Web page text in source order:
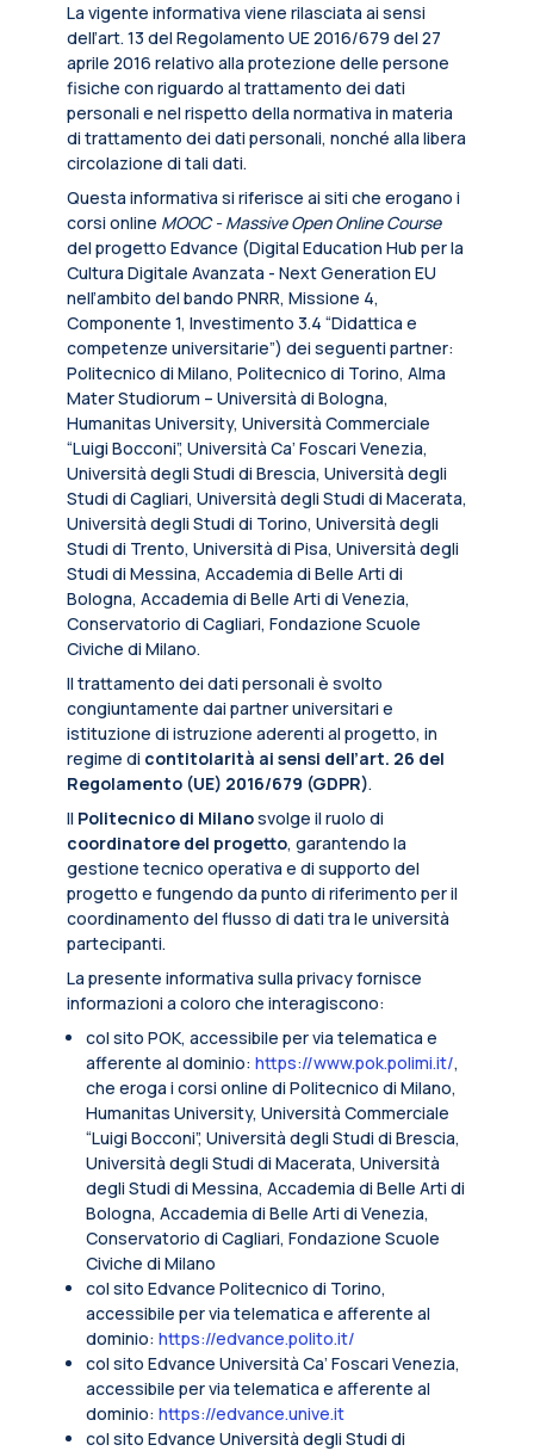
La vigente informativa viene rilasciata ai sensi
dell’art. 13 del Regolamento UE 2016/679 del 27
aprile 2016 relativo alla protezione delle persone
fisiche con riguardo al trattamento dei dati
personali e nel rispetto della normativa in materia
di trattamento dei dati personali, nonché alla libera
circolazione di tali dati.
Questa informativa si riferisce ai siti che erogano i
corsi online MOOC - Massive Open Online Course
del progetto Edvance (Digital Education Hub per la
Cultura Digitale Avanzata - Next Generation EU
nell’ambito del bando PNRR, Missione 4,
Componente 1, Investimento 3.4 “Didattica e
competenze universitarie”) dei seguenti partner:
Politecnico di Milano, Politecnico di Torino, Alma
Mater Studiorum – Università di Bologna,
Humanitas University, Università Commerciale
“Luigi Bocconi”, Università Ca’ Foscari Venezia,
Università degli Studi di Brescia, Università degli
Studi di Cagliari, Università degli Studi di Macerata,
Università degli Studi di Torino, Università degli
Studi di Trento, Università di Pisa, Università degli
Studi di Messina, Accademia di Belle Arti di
Bologna, Accademia di Belle Arti di Venezia,
Conservatorio di Cagliari, Fondazione Scuole
Civiche di Milano.
Il trattamento dei dati personali è svolto
congiuntamente dai partner universitari e
istituzione di istruzione aderenti al progetto, in
regime di contitolarità ai sensi dell’art. 26 del
Regolamento (UE) 2016/679 (GDPR).
Il Politecnico di Milanosvolge il ruolo di
coordinatore del progetto, garantendo la
gestione tecnico operativa e di supporto del
progetto e fungendo da punto di riferimento per il
coordinamento del flusso di dati tra le università
partecipanti.
La presente informativa sulla privacy fornisce
informazioni a coloro che interagiscono:
col sito POK, accessibile per via telematica e
afferente al dominio: https://www.pok.polimi.it/,
che eroga i corsi online di Politecnico di Milano,
Humanitas University, Università Commerciale
“Luigi Bocconi”, Università degli Studi di Brescia,
Università degli Studi di Macerata, Università
degli Studi di Messina, Accademia di Belle Arti di
Bologna, Accademia di Belle Arti di Venezia,
Conservatorio di Cagliari, Fondazione Scuole
Civiche di Milano
col sito Edvance Politecnico di Torino,
accessibile per via telematica e afferente al
dominio: https://edvance.polito.it/
col sito Edvance Università Ca’ Foscari Venezia,
accessibile per via telematica e afferente al
dominio: https://edvance.unive.it
col sito Edvance Università degli Studi di